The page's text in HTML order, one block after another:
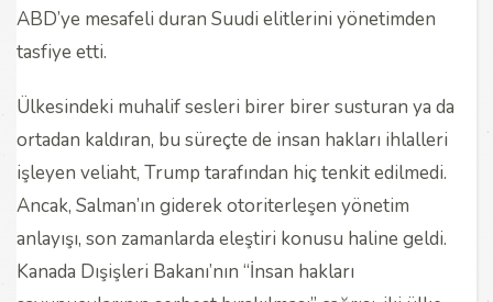
ABD’ye mesafeli duran Suudi elitlerini yönetimden
tasfiye etti.
Ülkesindeki muhalif sesleri birer birer susturan ya da
ortadan kaldıran, bu süreçte de insan hakları ihlalleri
işleyen veliaht, Trump tarafından hiç tenkit edilmedi.
Ancak, Salman’ın giderek otoriterleşen yönetim
anlayışı, son zamanlarda eleştiri konusu haline geldi.
Kanada Dışişleri Bakanı’nın “İnsan hakları